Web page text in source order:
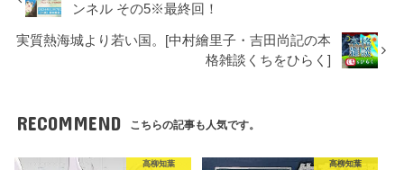
ンネル その5※最終回！
実質熱海城より若い国。[中村繪里子・吉田尚記の本
格雑談くちをひらく]
RECOMMEND こちらの記事も人気です。
高柳知葉 高柳知葉